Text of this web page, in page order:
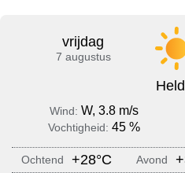
vrijdag
7 augustus
Wind: W, 3.8 m/s
Vochtigheid: 45 %
Ochtend +28°C Avond